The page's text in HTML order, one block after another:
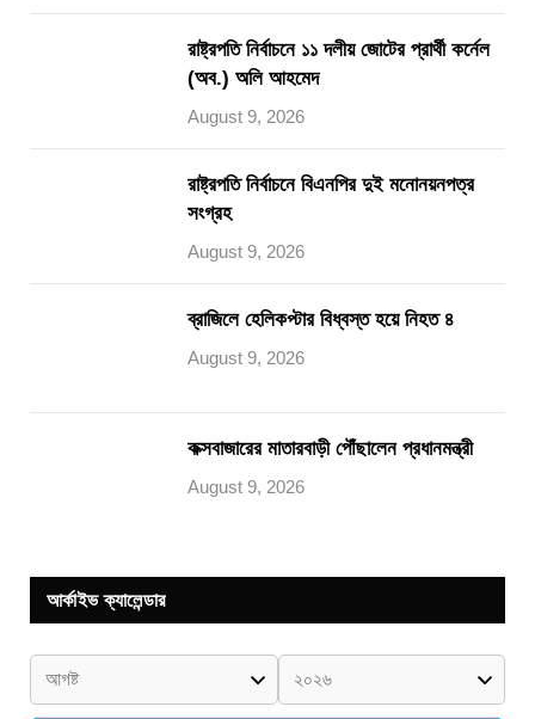
রাষ্ট্রপতি নির্বাচনে ১১ দলীয় জোটের প্রার্থী কর্নেল
(অব.) অলি আহমেদ
August 9, 2026
রাষ্ট্রপতি নির্বাচনে বিএনপির দুই মনোনয়নপত্র
সংগ্রহ
August 9, 2026
ব্রাজিলে হেলিকপ্টার বিধ্বস্ত হয়ে নিহত ৪
August 9, 2026
কক্সবাজারের মাতারবাড়ী পৌঁছালেন প্রধানমন্ত্রী
August 9, 2026
আর্কাইভ ক্যালেন্ডার